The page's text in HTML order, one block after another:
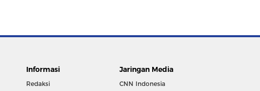
Informasi
Redaksi
Jaringan Media
CNN Indonesia